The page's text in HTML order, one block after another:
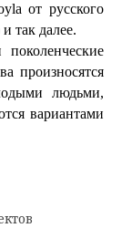
от русского
так далее.
произносятся
людьми,
вариантами